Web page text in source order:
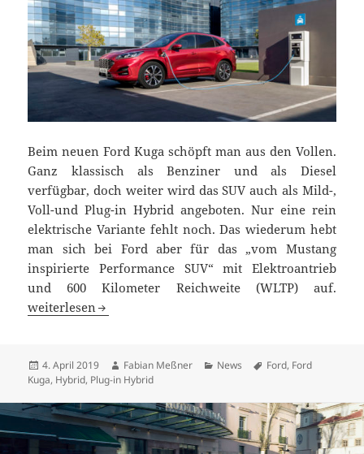
Beim neuen Ford Kuga schöpft man aus den Vollen.
Ganz klassisch als Benziner und als Diesel
verfügbar, doch weiter wird das SUV auch als Mild-,
Voll-und Plug-in Hybrid angeboten. Nur eine rein
elektrische Variante fehlt noch. Das wiederum hebt
man sich bei Ford aber für das „vom Mustang
inspirierte Performance SUV“ mit Elektroantrieb
und 600 Kilometer Reichweite (WLTP) auf.
Neuer Ford Kuga: mit allen Antriebsarten, außer rein
weiterlesen
Veröffentlicht
am
4. April 2019 Autor
Fabian Meßner Kategorien
News Schlagwörter
Ford, Ford
Kuga, Hybrid, Plug-in Hybrid